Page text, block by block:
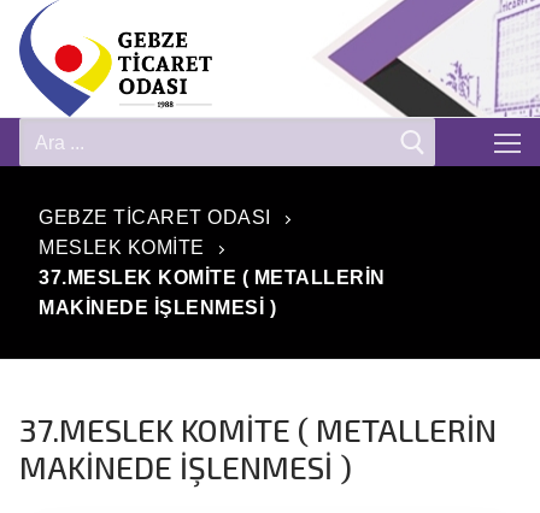
GEBZE TICARET ODASI
MESLEK KOMITE
37.MESLEK KOMİTE ( METALLERİN
MAKİNEDE İŞLENMESİ )
37.MESLEK KOMİTE ( METALLERİN
MAKİNEDE İŞLENMESİ )